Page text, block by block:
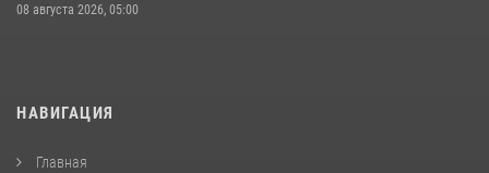
08 августа 2026, 05:00
НАВИГАЦИЯ
Главная